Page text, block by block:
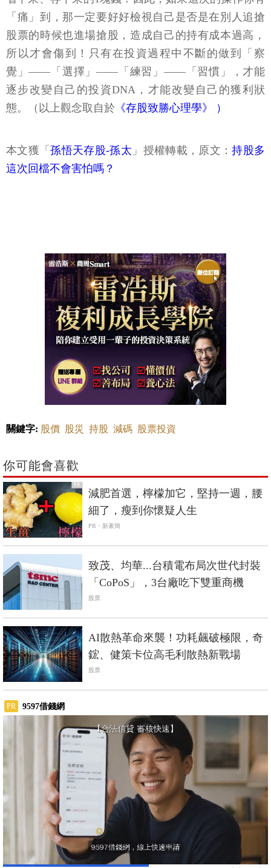
「痛」到，那一定要好好檢視自己是否是在別人追搶
股票的時候也進場搶股，造成自己的持有成本過高，
所以才會傷到！只有在投資過程中不斷的做到「察
覺」——「選擇」——「練習」——「習慣」，才能
逐步改變自己的投資DNA，才能改變自己的獲利狀
態。（以上觀念取自於《存股致勝心理學》 ）
這次回檔不會害怕嗎？
PR
減肥首選，檸檬加它，堅持一週，腰
細了，瘦到你懷疑人生
PR・新素簡
「CoPoS」，3台廠吃下雙重商機
股票
鋐、健策卡位高毛利散熱新戰場
股票
PR 9597借錢網
ads by popIn